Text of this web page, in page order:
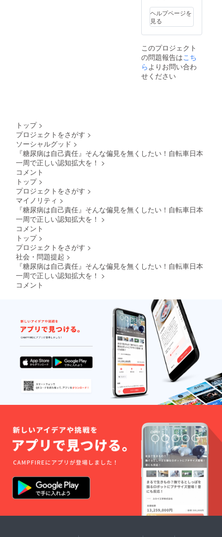
援者限
定活動
報告を
メール
１回配
信（計5
回）
は継続
して掲
載予定
（2023
31日ま
で最低
保証）
※公序良
俗に反
お届け
※活動報
にて月
１回配
ヘルプページを
見る
このプロジェクト
の問題報告はこち
らよりお問い合わ
せください
トップ >
プロジェクトをさがす >
ソーシャルグッド >
『糖尿病は自己責任』そんな偏見を無くしたい！自転車日本
一周で正しい認知拡大を！ >
コメント
トップ >
プロジェクトをさがす >
マイノリティ >
『糖尿病は自己責任』そんな偏見を無くしたい！自転車日本
一周で正しい認知拡大を！ >
コメント
トップ >
プロジェクトをさがす >
社会・問題提起 >
『糖尿病は自己責任』そんな偏見を無くしたい！自転車日本
一周で正しい認知拡大を！ >
コメント